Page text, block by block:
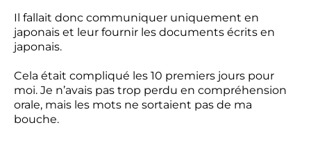
Il fallait donc communiquer uniquement en
japonais et leur fournir les documents écrits en
japonais.
Cela était compliqué les 10 premiers jours pour
moi. Je n’avais pas trop perdu en compréhension
orale, mais les mots ne sortaient pas de ma
bouche.